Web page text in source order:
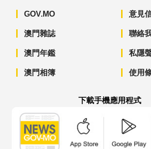
GOV.MO
澳門雜誌
澳門年鑑
澳門相簿
意見
聯絡
私隱
使用
下載手機應用程式